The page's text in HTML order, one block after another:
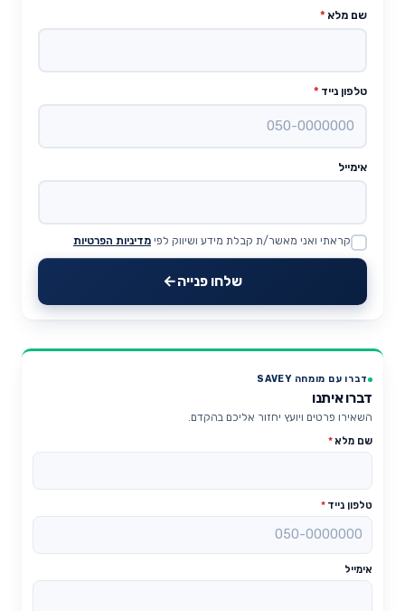
שם מלא *
טלפון נייד *
אימייל
Website
קראתי ואני מאשר/ת קבלת מידע ושיווק לפי מדיניות הפרטיות
שלחו פנייה
דברו עם מומחה SAVEY
דברו איתנו
השאירו פרטים ויועץ יחזור אליכם בהקדם.
שם מלא*
טלפון נייד *
אימייל